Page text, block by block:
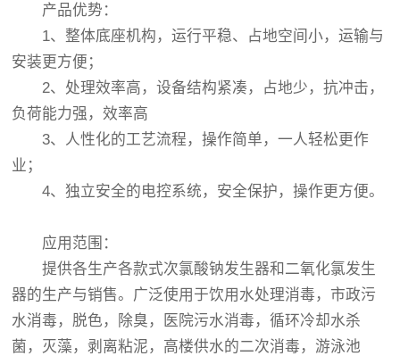
产品优势：
1、整体底座机构，运行平稳、占地空间小，运输与
安装更方便；
2、处理效率高，设备结构紧凑，占地少，抗冲击，
负荷能力强，效率高
3、人性化的工艺流程，操作简单，一人轻松更作
业；
4、独立安全的电控系统，安全保护，操作更方便。
应用范围：
提供各生产各款式次氯酸钠发生器和二氧化氯发生
器的生产与销售。广泛使用于饮用水处理消毒，市政污
水消毒，脱色，除臭，医院污水消毒，循环冷却水杀
菌，灭藻，剥离粘泥，高楼供水的二次消毒，游泳池